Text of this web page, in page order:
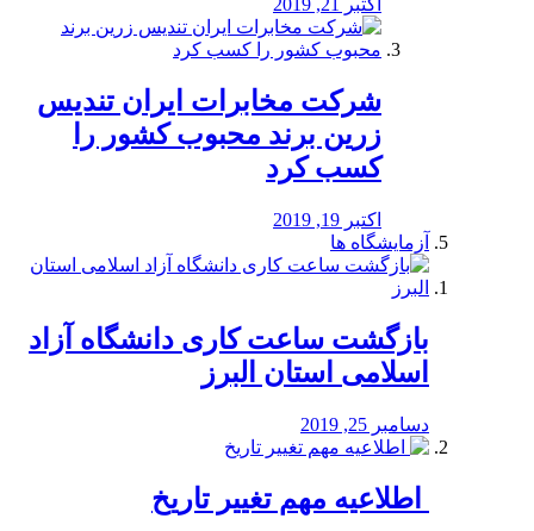
اکتبر 21, 2019
شرکت مخابرات ایران تندیس
زرین برند محبوب کشور را
کسب کرد
اکتبر 19, 2019
آزمایشگاه ها
بازگشت ساعت کاری دانشگاه آزاد
اسلامی استان البرز
دسامبر 25, 2019
️ اطلاعیه مهم تغییر تاریخ